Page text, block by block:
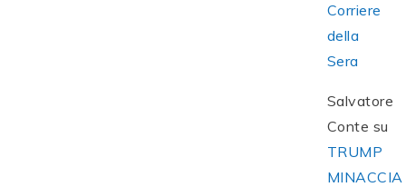
Corriere
della
Sera
Salvatore
Conte su
TRUMP
MINACCIA